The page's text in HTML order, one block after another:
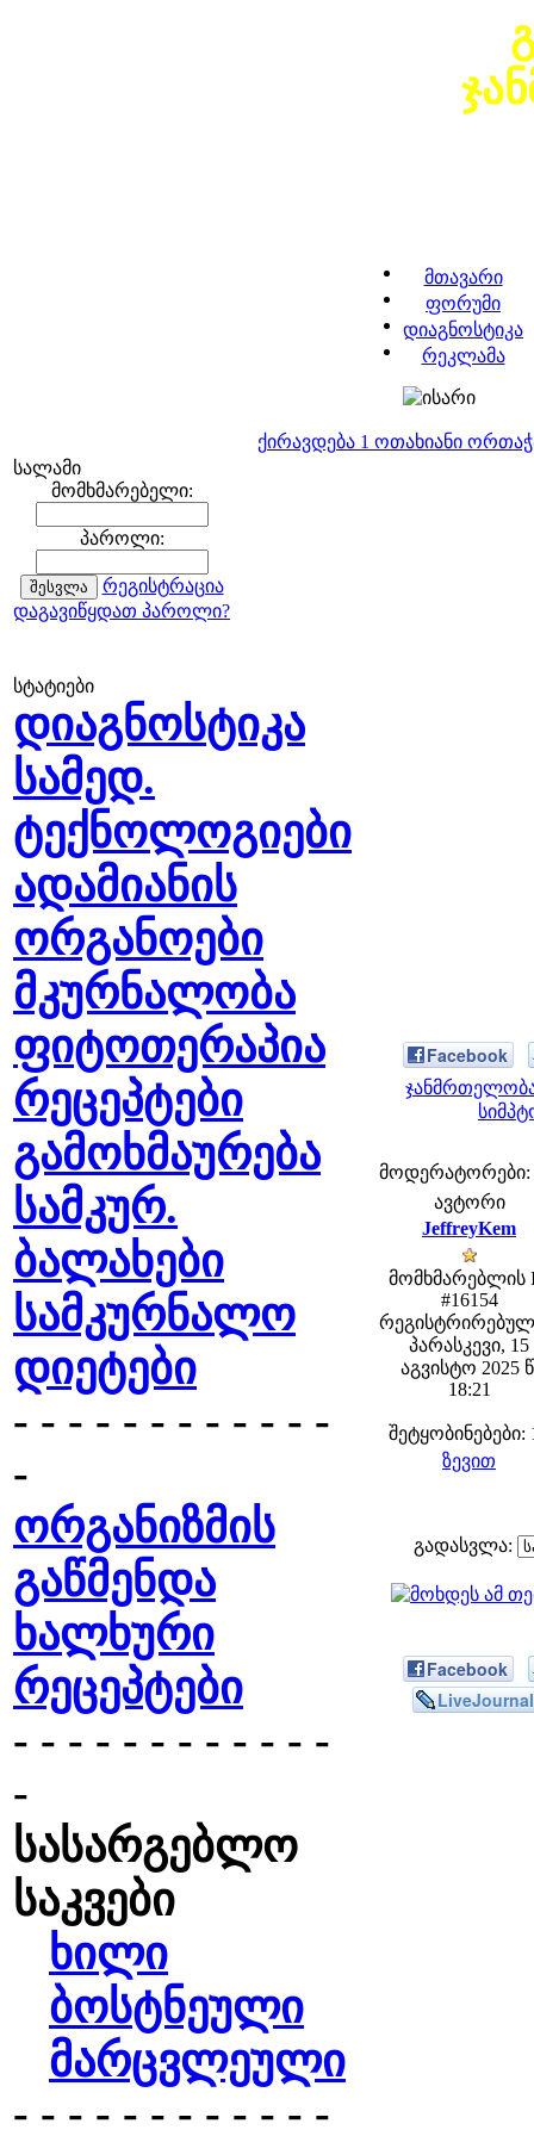
მთავარი
ფორუმი
დიაგნოსტიკა
რეკლამა
ქირავდება 1 ოთახიანი
სალამი
მომხმარებელი:
პაროლი:
რეგისტრაცია
დაგავიწყდათ პაროლი?
სტატიები
დიაგნოსტიკა
სამედ.
ტექნოლოგიები
ადამიანის
ორგანოები
მკურნალობა
ფიტოთერაპია
რეცეპტები
გამოხმაურება
სამკურ.
ბალახები
სამკურნალო
დიეტები
- - - - - - - - - - - -
-
ორგანიზმის
გაწმენდა
ხალხური
რეცეპტები
- - - - - - - - - - - -
-
სასარგებლო
საკვები
ხილი
ბოსტნეული
მარცვლეული
- - - - - - - - - - - -
Facebook
მოდერატორები:
ავტორი
JeffreyKem
მომხმარებლის
#16154
პარასკევი, 15
აგვისტო 2025
18:21
შეტყობინებები:
ზევით
გადასვლა:
Facebook
LiveJournal